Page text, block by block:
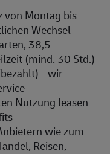
von Montag bis
Wechsel
38,5
(mind. 30 Std.)
- wir
Nutzung leasen
wie zum
Reisen,